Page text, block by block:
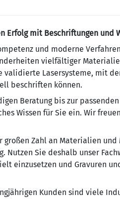
Erfolg mit Beschriftungen und
und moderne
vielfältiger
validierte Lasersysteme, mit
beschriften können.
Beratung bis zur
Wissen für Sie ein. Wir
großen Zahl an Materialien
Nutzen Sie deshalb unser
einzusetzen und Gravuren
Kunden sind viele